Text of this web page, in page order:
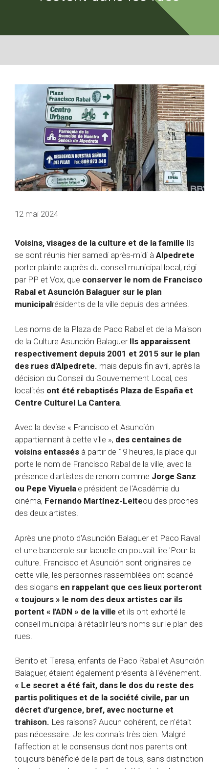
12 mai 2024
Voisins, visages de la culture et de la famille Ils
se sont réunis hier samedi après-midi à Alpedrete
porter plainte auprès du conseil municipal local, régi
par PP et Vox, que conserver le nom de Francisco
Rabal et Asunción Balaguer sur le plan
municipalrésidents de la ville depuis des années.
Les noms de la Plaza de Paco Rabal et de la Maison
de la Culture Asunción Balaguer Ils apparaissent
respectivement depuis 2001 et 2015 sur le plan
des rues d'Alpedrete. mais depuis fin avril, après la
décision du Conseil du Gouvernement Local, ces
localités ont été rebaptisés Plaza de España et
Centre Culturel La Cantera
Avec la devise « Francisco et Asunción
appartiennent à cette ville », des centaines de
voisins entassés à partir de 19 heures, la place qui
porte le nom de Francisco Rabal de la ville, avec la
présence d'artistes de renom comme Jorge Sanz
ou Pepe Viyuelale président de l'Académie du
cinéma, Fernando Martínez-Leiteou des proches
des deux artistes.
Après une photo d'Asunción Balaguer et Paco Raval
et une banderole sur laquelle on pouvait lire 'Pour la
culture. Francisco et Asunción sont originaires de
cette ville, les personnes rassemblées ont scandé
des slogans en rappelant que ces lieux porteront
« toujours » le nom des deux artistes car ils
portent « l'ADN » de la ville et ils ont exhorté le
conseil municipal à rétablir leurs noms sur le plan des
rues.
Benito et Teresa, enfants de Paco Rabal et Asunción
Balaguer, étaient également présents à l'événement.
« Le secret a été fait, dans le dos du reste des
partis politiques et de la société civile, par un
décret d'urgence, bref, avec nocturne et
trahison. Les raisons? Aucun cohérent, ce n'était
pas nécessaire. Je les connais très bien. Malgré
l'affection et le consensus dont nos parents ont
toujours bénéficié de la part de tous, sans distinction